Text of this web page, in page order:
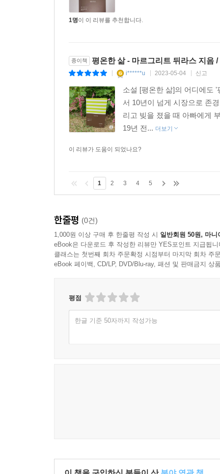
1명이 이 리뷰를 추천합니다.
종이책 평온한 삶 - 마르그리트 뒤라스 지음
i******u 2023-05-04 신고
소설 [평온한 삶]의 어디에도
서 10년이 넘게 시장으로 존
리고 빚을 졌을 때 아빠에게
19년 전... 더보기
이 리뷰가 도움이 되었나요?
1 2 3 4 5
한줄평 (0건)
1,000원 이상 구매 후 한줄평 작성 시 일반회원 50원, 마니
eBook은 다운로드 후 작성한 리뷰만 YES포인트 지급됩니
클래스는 첫번째 회차 주문확정 시점부터 마지막 회차 주
eBook 페이백, CD/LP, DVD/Blu-ray, 패션 및 판매금지 상
평점
한글 기준 50자까지 작성가능